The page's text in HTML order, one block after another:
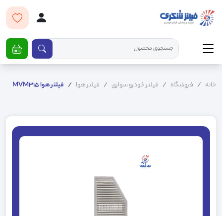
خانه فروشگاه فیلتر خودرو سواری فیلتر هوا فیلتر هوا MVM315